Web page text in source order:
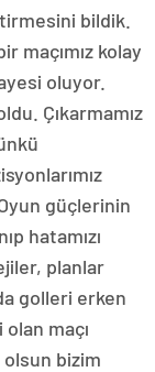
bildik.
maçımız kolay
oluyor.
Çıkarmamız
güçlerinin
hatamızı
planlar
golleri erken
maçı
bizim